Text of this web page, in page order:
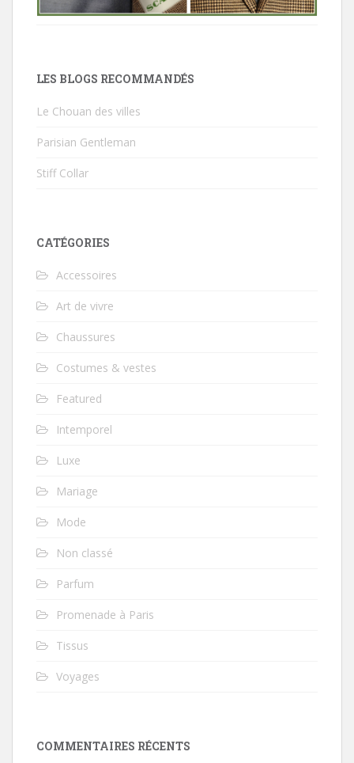
LES BLOGS RECOMMANDÉS
Le Chouan des villes
Parisian Gentleman
Stiff Collar
CATÉGORIES
Accessoires
Art de vivre
Chaussures
Costumes & vestes
Featured
Intemporel
Luxe
Mariage
Mode
Non classé
Parfum
Promenade à Paris
Tissus
Voyages
COMMENTAIRES RÉCENTS